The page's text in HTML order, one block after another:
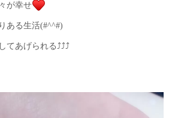
が幸せ
ある生活(#^^#)
てあげられる⤴⤴⤴